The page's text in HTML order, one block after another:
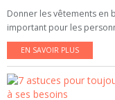
Donner les vêtements en
important pour les
EN SAVOIR PLUS